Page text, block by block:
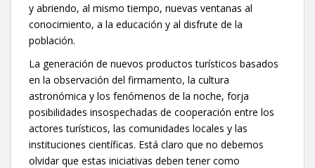
y abriendo, al mismo tiempo, nuevas ventanas al
conocimiento, a la educación y al disfrute de la
población.
La generación de nuevos productos turísticos basados
en la observación del firmamento, la cultura
astronómica y los fenómenos de la noche, forja
posibilidades insospechadas de cooperación entre los
actores turísticos, las comunidades locales y las
instituciones científicas. Está claro que no debemos
olvidar que estas iniciativas deben tener como